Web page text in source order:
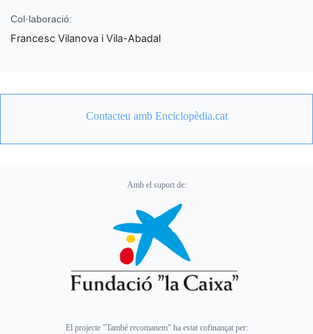
Col·laboració:
Francesc Vilanova i Vila-Abadal
Contacteu amb Enciclopèdia.cat
Amb el suport de:
El projecte "També recomanem" ha estat cofinançat per: